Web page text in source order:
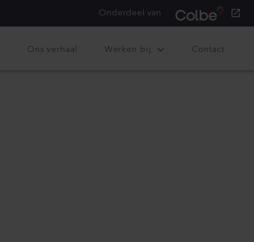
Onderdeel van
Ons verhaal Werken bij Contact